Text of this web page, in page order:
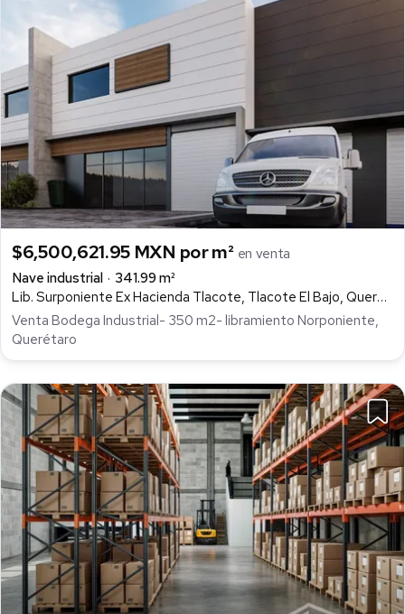
$6,500,621.95 MXN por m² en venta
Nave industrial
341.99 m²
Lib. Surponiente Ex Hacienda Tlacote, Tlacote El Bajo, Querétaro
Venta Bodega Industrial- 350 m2- libramiento Norponiente,
Querétaro